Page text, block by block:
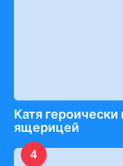
Катя
ящерицей
4